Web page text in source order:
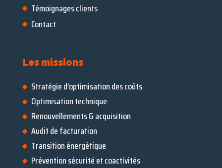
Témoignages clients
Contact
Stratégie d’optimisation des coûts
Optimisation technique
Renouvellements & acquisition
Audit de facturation
Transition énergétique
Prévention sécurité et coactivités